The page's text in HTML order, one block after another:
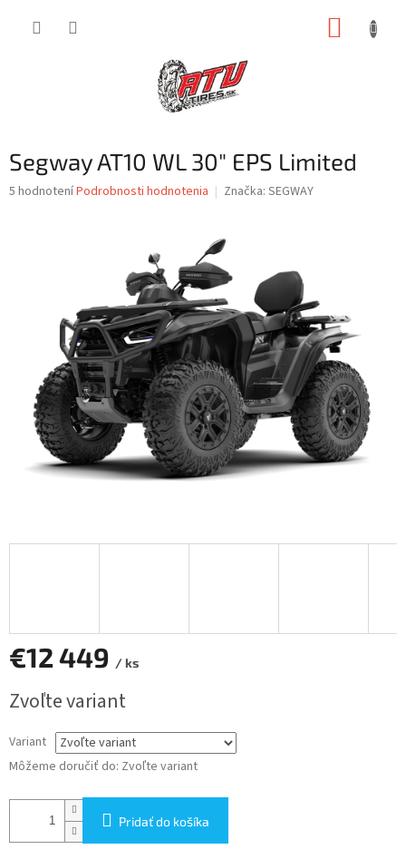
Segway AT10 WL 30" EPS Limited
Priemerné
5 hodnoteníPodrobnosti hodnotenia Značka: SEGWAY
€12 449 / ks
cena:
Zvoľte variant
Variant
Môžeme doručiť do: Zvoľte variant
Pridať do košíka